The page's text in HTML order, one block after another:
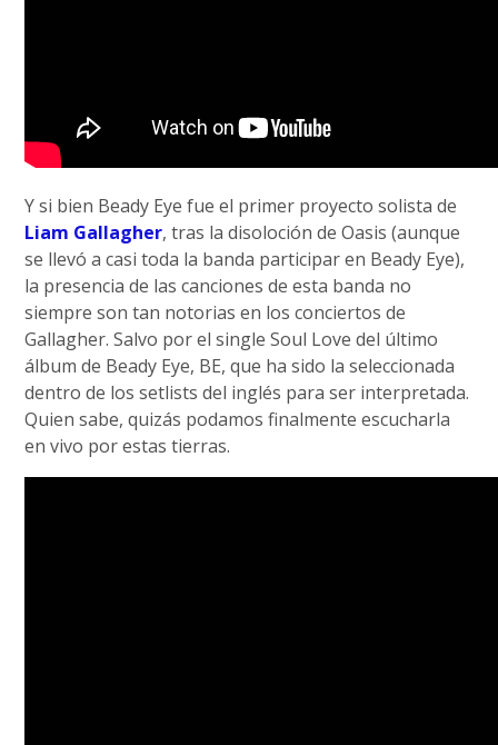
Y si bien Beady Eye fue el primer proyecto solista de
Liam Gallagher, tras la disoloción de Oasis (aunque
se llevó a casi toda la banda participar en Beady Eye),
la presencia de las canciones de esta banda no
siempre son tan notorias en los conciertos de
Gallagher. Salvo por el single Soul Love del último
álbum de Beady Eye, BE, que ha sido la seleccionada
dentro de los setlists del inglés para ser interpretada.
Quien sabe, quizás podamos finalmente escucharla
en vivo por estas tierras.